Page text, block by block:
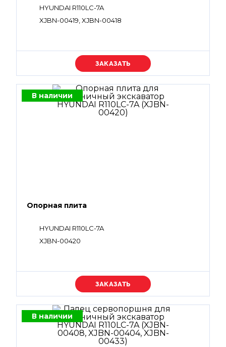
HYUNDAI R110LC-7A
XJBN-00419, XJBN-00418
Уточняйте цену
В наличии
Опорная плита
HYUNDAI R110LC-7A
XJBN-00420
Уточняйте цену
В наличии